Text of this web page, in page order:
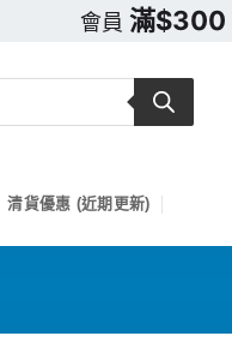
會員 滿$300
清貨優惠 (近期更新)